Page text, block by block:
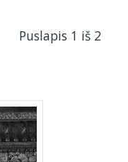
Puslapis 1 iš 2